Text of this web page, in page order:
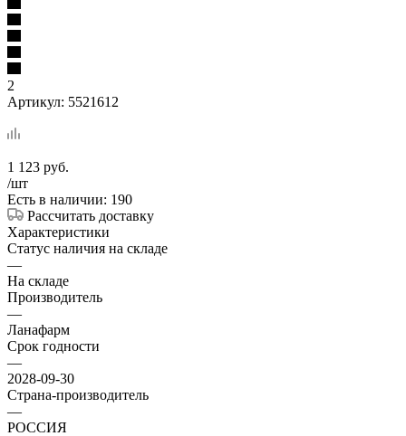
2
Артикул: 5521612
1 123 руб.
/шт
Есть в наличии: 190
Рассчитать доставку
Характеристики
Статус наличия на складе
—
На складе
Производитель
—
Ланафарм
Срок годности
—
2028-09-30
Страна-производитель
—
РОССИЯ